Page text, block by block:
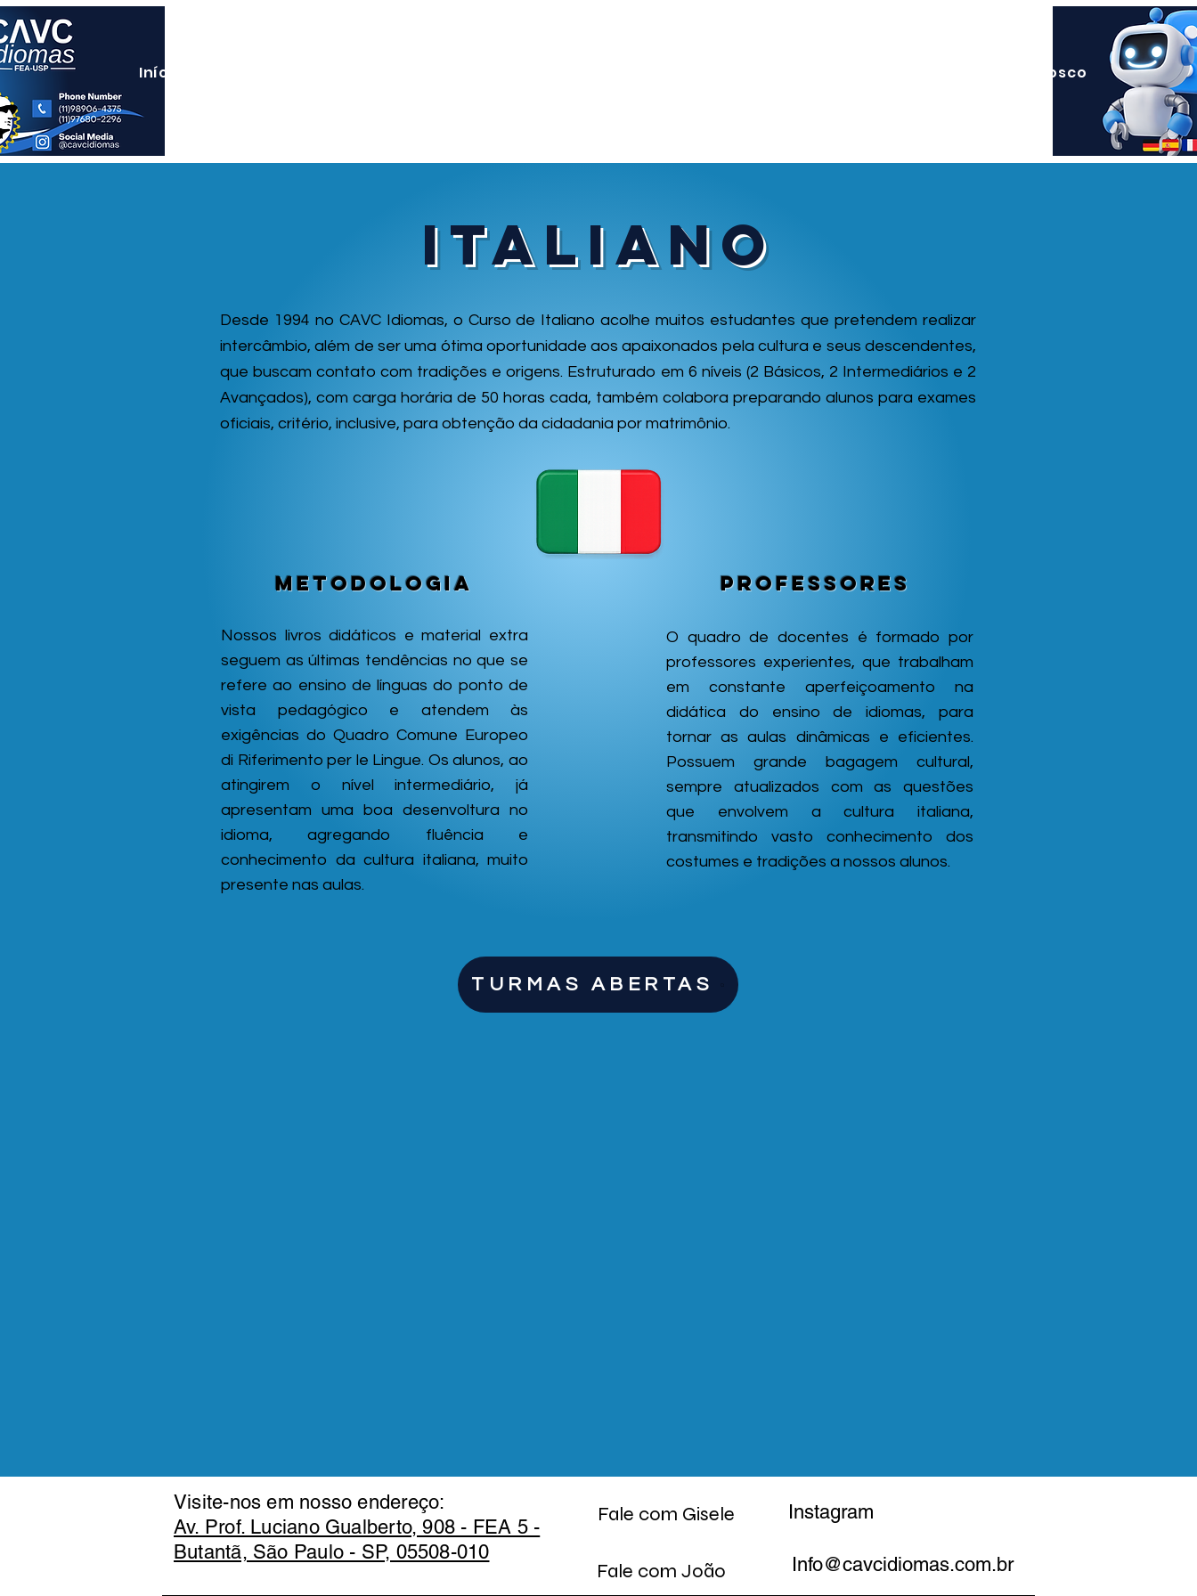
Início Fale Conosco
ITALIANO
Desde 1994 no CAVC Idiomas, o Curso de Italiano acolhe muitos estudantes que pretendem realizar
intercâmbio, além de ser uma ótima oportunidade aos apaixonados pela cultura e seus descendentes,
que buscam contato com tradições e origens. Estruturado em 6 níveis (2 Básicos, 2 Intermediários e 2
Avançados), com carga horária de 50 horas cada, também colabora preparando alunos para exames
oficiais, critério, inclusive, para obtenção da cidadania por matrimônio.
Metodologia
Nossos livros didáticos e material extra
seguem as últimas tendências no que se
refere ao ensino de línguas do ponto de
vista pedagógico e atendem às
exigências do Quadro Comune Europeo
di Riferimento per le Lingue. Os alunos, ao
atingirem o nível intermediário, já
apresentam uma boa desenvoltura no
idioma, agregando fluência e
conhecimento da cultura italiana, muito
presente nas aulas.
Professores
O quadro de docentes é formado por
professores experientes, que trabalham
em constante aperfeiçoamento na
didática do ensino de idiomas, para
tornar as aulas dinâmicas e eficientes.
Possuem grande bagagem cultural,
sempre atualizados com as questões
que envolvem a cultura italiana,
transmitindo vasto conhecimento dos
costumes e tradições a nossos alunos.
TURMAS ABERTAS
Visite-nos em nosso endereço:
Av. Prof. Luciano Gualberto, 908 - FEA 5 -
Butantã, São Paulo - SP, 05508-010
Instagram
Fale com Gisele
Info@cavcidiomas.com.br
Fale com João